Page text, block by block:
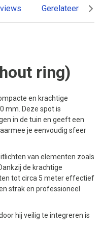
Gerelateerde
ring)
en krachtige
mm. Deze spot is
in de tuin en geeft een
je eenvoudig sfeer
van elementen zoals
de krachtige
tot circa 5 meter effectief
strak en professioneel
hij veilig te integreren is